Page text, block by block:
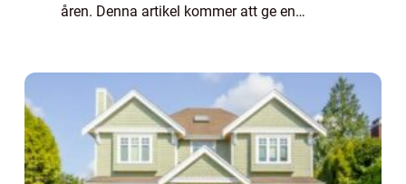
åren. Denna artikel kommer att ge en